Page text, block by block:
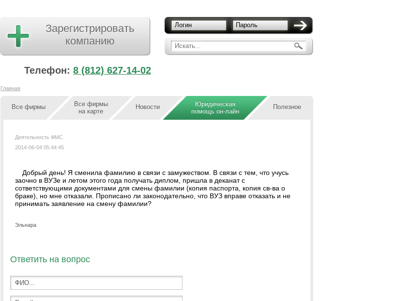
Искать...
Логин Пароль
Зарегистрировать
компанию
Телефон: 8 (812) 627-14-02
Главная
Все фирмы
Все фирмы
на карте
Новости
Юридическая
помощь он-лайн
Полезное
Деятельность ФМС
2014-06-04 05:44:45
Добрый день! Я сменила фамилию в связи с замужеством. В связи с тем, что учусь
заочно в ВУЗе и летом этого года получать диплом, пришла в деканат с
сответствующими документами для смены фамилии (копия паспорта, копия св-ва о
браке), но мне отказали. Прописано ли законодательно, что ВУЗ вправе отказать и не
принимать заявление на смену фамилии?
Эльнара
Ответить на вопрос